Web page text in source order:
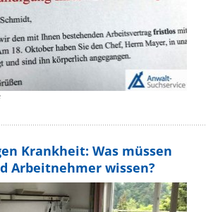
Krankheit: Was müssen
Arbeitnehmer wissen?